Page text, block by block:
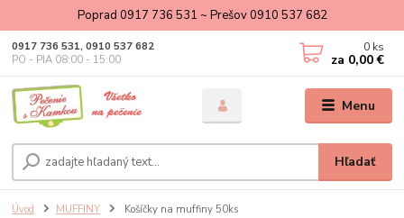
Poprad 0917 736 531 ~ Prešov 0910 537 682
Menu
Hľadať
0917 736 531, 0910 537 682
PO - PIA 08:00 - 15:00
0 ks
za 0,00 €
Úvod MUFFINY Košíčky na muffiny 50ks